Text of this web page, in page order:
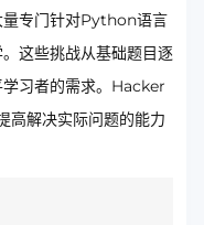
量专门针对Python语言
这些挑战从基础题目逐
习者的需求。Hacker
高解决实际问题的能力